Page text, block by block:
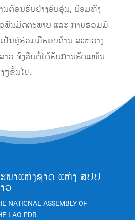
ນຕ້ອນຮັບຢ່າງອົບອຸ່ນ, ພ້ອມທັງ
ພັນມິດຕະພາບ ແລະ ການຮ່ວມມື
ປັນຄູ່ຮ່ວມມືຮອບດ້ານ ລະຫວ່າງ
າວ ຈົ່ງສືບຕໍ່ໄດ້ຮັບການຮັດແໜ້ນ
ໆຂຶ້ນໄປ.
ພາແຫ່ງຊາດ ແຫ່ງ ສປປ
ວ
NATIONAL ASSEMBLY OF
LAO PDR